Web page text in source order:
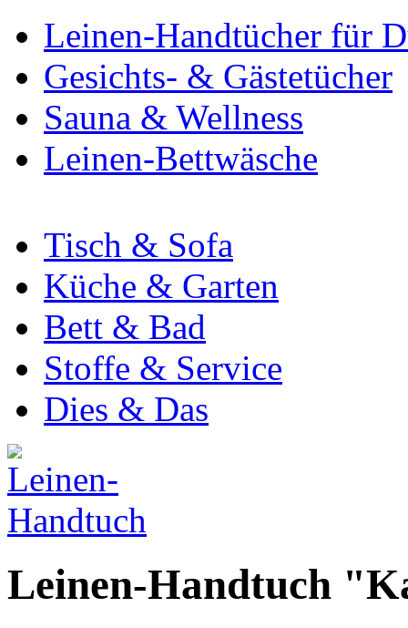
Leinen-Handtücher für
Gesichts- & Gästetücher
Sauna & Wellness
Leinen-Bettwäsche
Tisch & Sofa
Küche & Garten
Bett & Bad
Stoffe & Service
Dies & Das
Leinen-Handtuch